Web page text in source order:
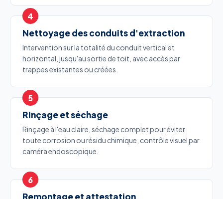
Nettoyage des conduits d'extraction
Intervention sur la totalité du conduit vertical et
horizontal, jusqu'au sortie de toit, avec accès par
trappes existantes ou créées.
Rinçage et séchage
Rinçage à l'eau claire, séchage complet pour éviter
toute corrosion ou résidu chimique, contrôle visuel par
caméra endoscopique.
Remontage et attestation